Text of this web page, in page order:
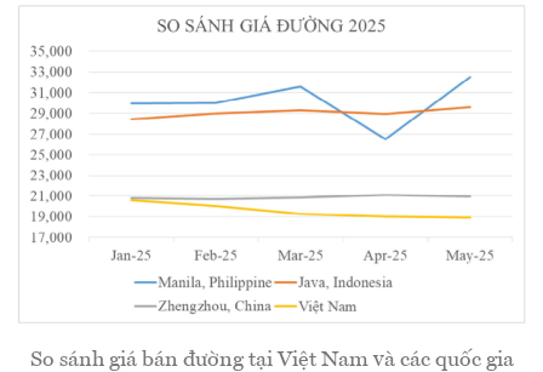
So sánh giá bán đường tại Việt Nam và các quốc gia